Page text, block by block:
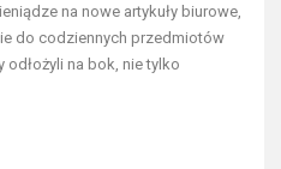
na nowe artykuły biurowe,
do codziennych przedmiotów
na bok, nie tylko